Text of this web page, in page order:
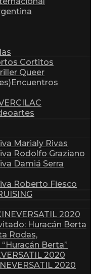
Cortitos
Queer
Marialy Rivas
Rodolfo Graziano
Damiá Serra
Roberto Fiesco
2020
Huracán Berta
Rodas,
Berta”
2020
2020